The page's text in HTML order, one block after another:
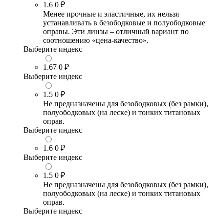
1.6 0 ₽
Менее прочные и эластичные, их нельзя
устанавливать в безободковые и полуободковые
оправы. Эти линзы – отличный вариант по
соотношению «цена-качество».
Выберите индекс
1.67 0 ₽
Выберите индекс
1.5 0 ₽
Не предназначены для безободковых (без рамки),
полуободковых (на леске) и тонких титановых
оправ.
Выберите индекс
1.6 0 ₽
Выберите индекс
1.5 0 ₽
Не предназначены для безободковых (без рамки),
полуободковых (на леске) и тонких титановых
оправ.
Выберите индекс